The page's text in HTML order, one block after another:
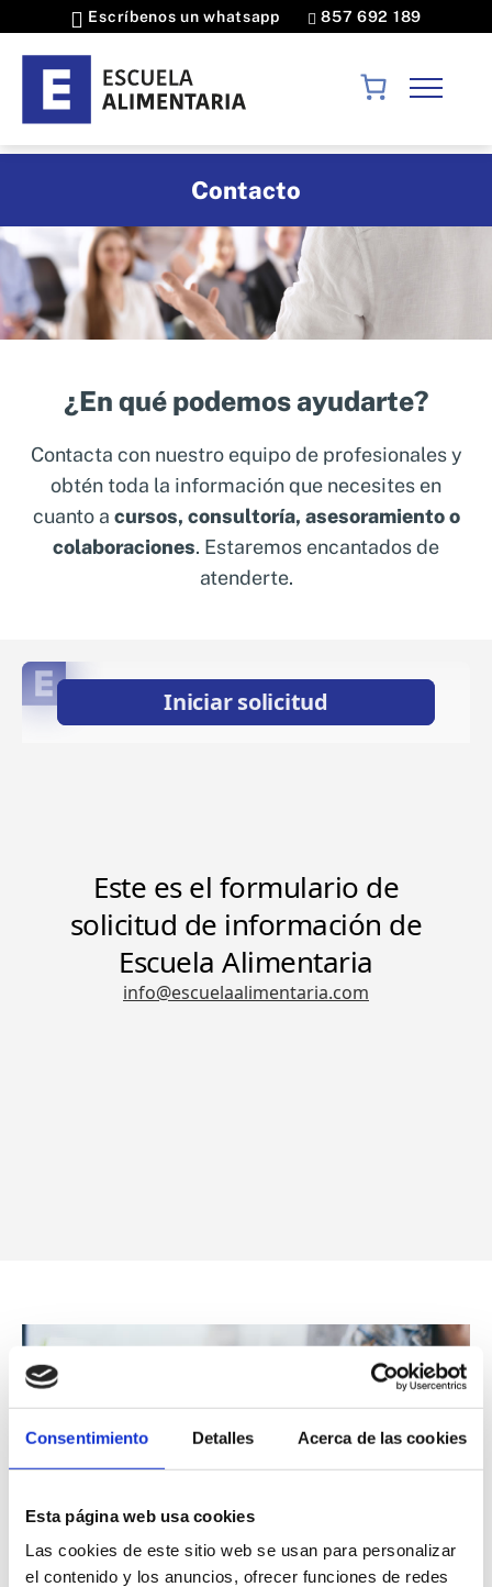
Consentimiento Detalles Acerca de las cookies
Esta página web usa cookies
Las cookies de este sitio web se usan para personalizar
el contenido y los anuncios, ofrecer funciones de redes
Escríbenos un whatsapp 857 692 189
Cursos
Laboratorio
Industria alimentaria
Sectores alimentarios
I+D+i
Halal
Máster en calidad y seguridad alimentaria |
Doble titulación Acreditación Universitaria
Máster Executive en Innovación para la Industria
Máster en Auditoría y Consultoría
Agroalimentaria
Formación a Medida
Consultoría
Consultoría IFS
Consultoría BRCGS
Laboratorio ISO 17025
Sistemas de exportación SAE
Asesoramiento en Normativa Internacional
Conócenos
Expertos
Nosotros
Clientes
Solicita información
Contacto
¿En qué podemos ayudarte?
Contacta con nuestro equipo de profesionales y
obtén toda la información que necesites en
cuanto a cursos, consultoría, asesoramiento o
colaboraciones. Estaremos encantados de
atenderte.